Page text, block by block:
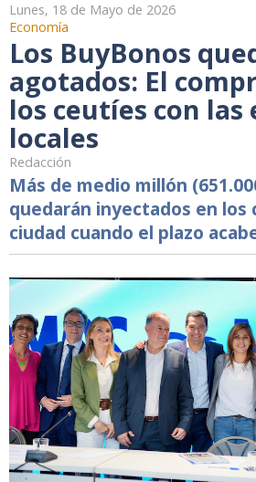
Lunes, 18 de Mayo de 2026
Economía
Los BuyBonos
agotados: El
los ceutíes con las
locales
Redacción
Más de medio millón
quedarán inyectados en los
ciudad cuando el plazo